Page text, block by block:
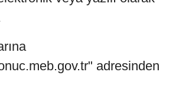
adresinden